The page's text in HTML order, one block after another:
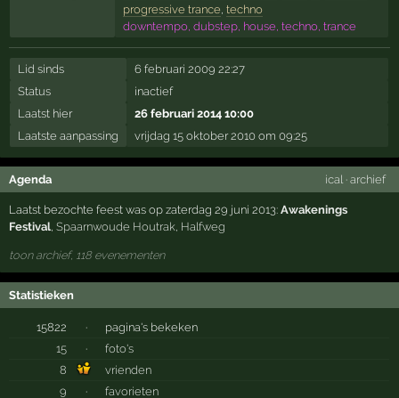
progressive trance techno
downtempo, dubstep, house, techno, trance
Lid sinds
6 februari 2009 22:27
Status
inactief
Laatst hier
26 februari 2014 10:00
Laatste aanpassing
vrijdag 15 oktober 2010 om 09:25
Agenda ical· archief
Laatst bezochte feest was op zaterdag 29 juni 2013:Awakenings
Festival,Spaarnwoude Houtrak, Halfweg
toon archief, 118 evenementen
Statistieken
15822 ·
pagina's bekeken
15
·
foto's
8
vrienden
9
· favorieten